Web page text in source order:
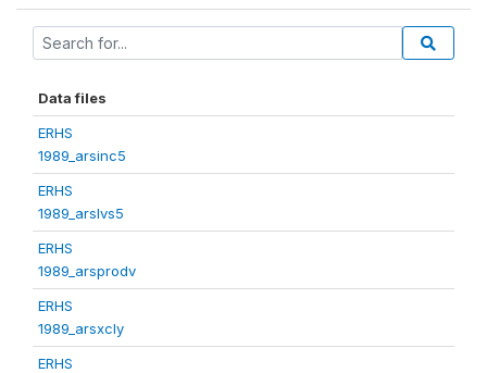
Data files
ERHS
1989_arsinc5
ERHS
1989_arslvs5
ERHS
1989_arsprodv
ERHS
1989_arsxcly
ERHS